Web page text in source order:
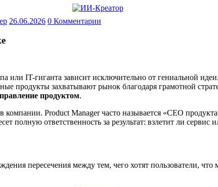
26.06.2026 0 Комментарии
или IT-гиганта зависит исключительно от гениальной
продукты захватывают рынок благодаря грамотной
продуктом.
Product Manager часто называется «CEO
полную ответственность за результат: взлетит ли
пересечения между тем, чего хотят пользователи,